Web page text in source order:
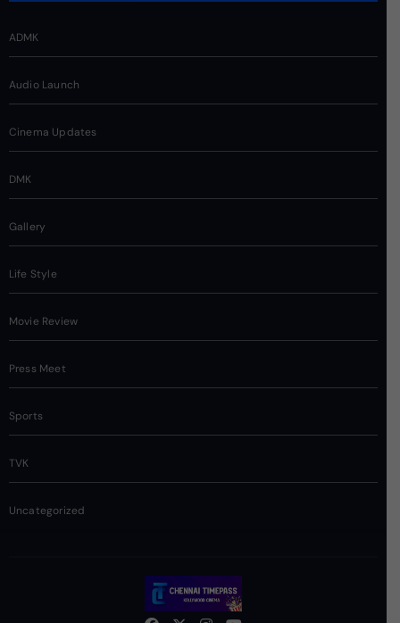
ADMK
Audio Launch
Cinema Updates
DMK
Gallery
Life Style
Movie Review
Press Meet
Sports
TVK
Uncategorized